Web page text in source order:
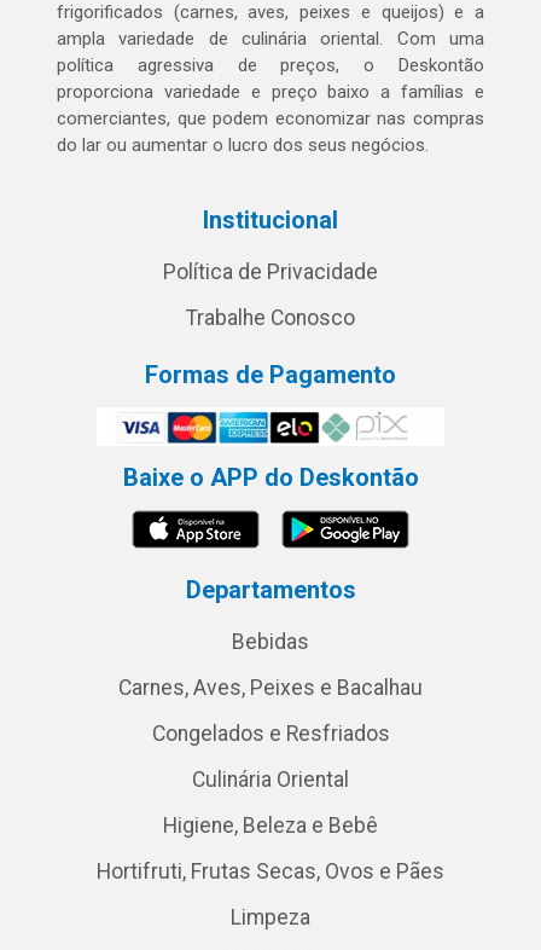
frigorificados (carnes, aves, peixes e queijos) e a
ampla variedade de culinária oriental. Com uma
política agressiva de preços, o Deskontão
proporciona variedade e preço baixo a famílias e
comerciantes, que podem economizar nas compras
do lar ou aumentar o lucro dos seus negócios.
Institucional
Política de Privacidade
Trabalhe Conosco
Formas de Pagamento
Baixe o APP do Deskontão
Departamentos
Bebidas
Carnes, Aves, Peixes e Bacalhau
Congelados e Resfriados
Culinária Oriental
Higiene, Beleza e Bebê
Hortifruti, Frutas Secas, Ovos e Pães
Limpeza